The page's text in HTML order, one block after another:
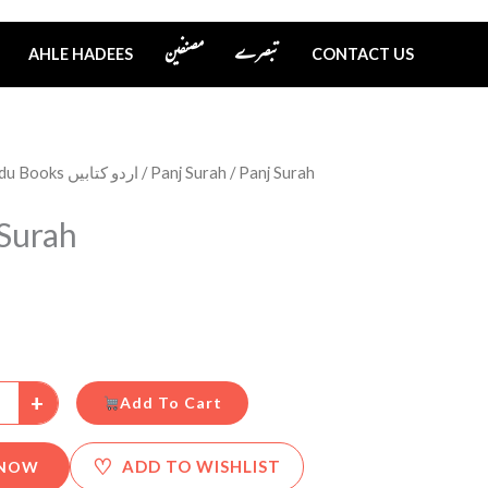
AHLE HADEES مصنفین تبصرے CONTACT US
Urdu Books اردو کتابیں /Panj Surah / Panj Surah
+ Add To Cart
♡ ADD TO WISHLIST